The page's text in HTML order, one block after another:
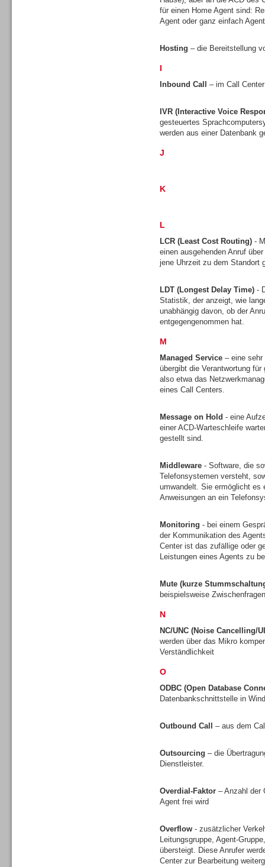
für einen Home Agent sind:
Agent oder ganz einfach
Hosting – die Bereitstellung
I
Inbound Call – im Call
IVR (Interactive Voice
gesteuertes
werden aus einer Datenbank
J
K
L
LCR (Least Cost Routing) -
einen ausgehenden Anruf
jene Uhrzeit zu dem Standort
LDT (Longest Delay Time) -
Statistik, der anzeigt, wie
unabhängig davon, ob der
entgegengenommen hat.
M
Managed Service – eine sehr
übergibt die Verantwortung
also etwa das
eines Call Centers.
Message on Hold - eine
einer ACD-Warteschleife
gestellt sind.
Middleware - Software, die
Telefonsystemen versteht,
umwandelt. Sie ermöglicht es
Anweisungen an ein
Monitoring - bei einem
der Kommunikation des
Center ist das zufällige oder
Leistungen eines Agents zu
Mute (kurze
beispielsweise
N
NC/UNC (Noise Cancelling/
werden über das Mikro
Verständlichkeit
O
ODBC (Open Database
Datenbankschnittstelle in
Outbound Call – aus dem
Outsourcing – die
Dienstleister.
Overdial-Faktor – Anzahl der
Agent frei wird
Overflow - zusätzlicher
Leitungsgruppe, Agent-
übersteigt. Diese Anrufer
Center zur Bearbeitung